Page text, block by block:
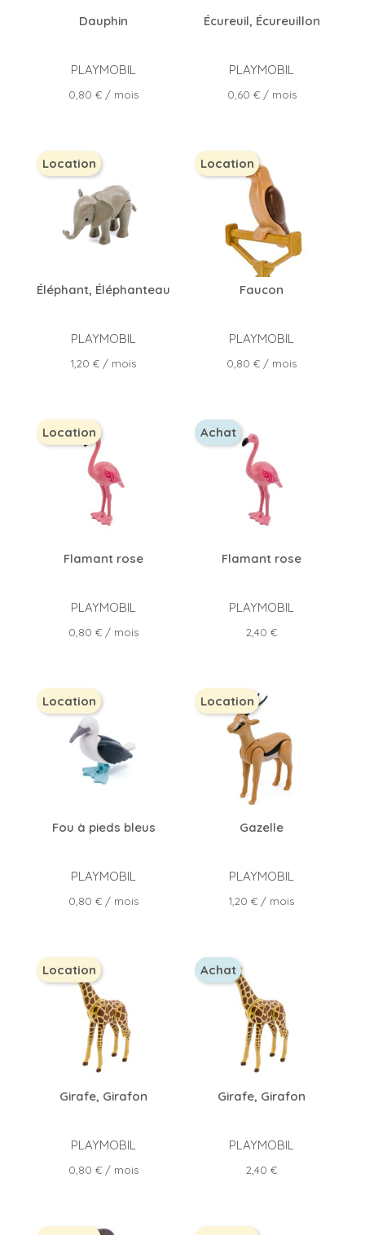
Dauphin
PLAYMOBIL
Prix
0,80 € / mois
Écureuil, Écureuillon
PLAYMOBIL
Prix
0,60 €/ mois
Éléphant, Éléphanteau
PLAYMOBIL
Prix
1,20 € / mois
Location
Faucon
PLAYMOBIL
Prix
0,80 € / mois
Location
Flamant rose
PLAYMOBIL
Prix
0,80 € / mois
Location
Flamant rose
PLAYMOBIL
Prix
2,40 €
Achat
Fou à pieds bleus
PLAYMOBIL
Prix
0,80 € / mois
Location
Gazelle
PLAYMOBIL
Prix
1,20 € / mois
Location
Girafe, Girafon
PLAYMOBIL
Prix
0,80 € / mois
Location
Girafe, Girafon
PLAYMOBIL
Prix
2,40 €
Achat